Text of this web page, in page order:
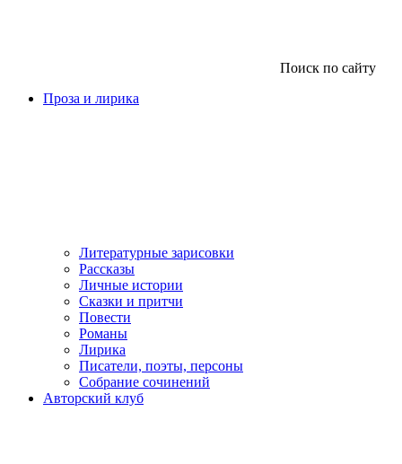
Поиск по сайту
Проза и лирика
Литературные зарисовки
Рассказы
Личные истории
Сказки и притчи
Повести
Романы
Лирика
Писатели, поэты, персоны
Собрание сочинений
Авторский клуб